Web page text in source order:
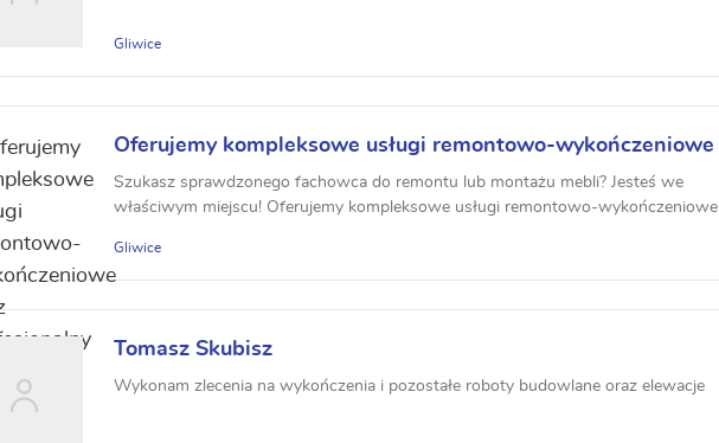
Gliwice
Oferujemy kompleksowe usługi remontowo-wykończeniowe
oraz profesjonalny montaż mebli. Fedak Bud Serwis
Szukasz sprawdzonego fachowca do remontu lub montażu mebli? Jesteś we
właściwym miejscu! Oferujemy kompleksowe usługi remontowo-wykończeniowe
Gliwice
Tomasz Skubisz
Wykonam zlecenia na wykończenia i pozostałe roboty budowlane oraz elewacje